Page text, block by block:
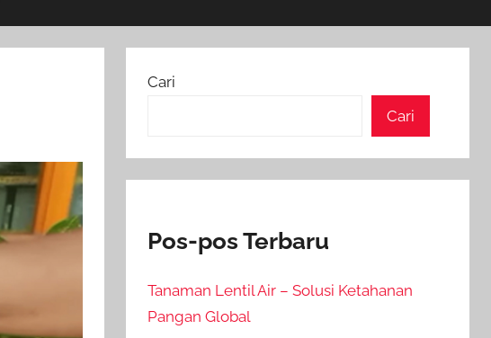
Cari
Cari
Pos-pos Terbaru
Tanaman Lentil Air – Solusi Ketahanan
Pangan Global